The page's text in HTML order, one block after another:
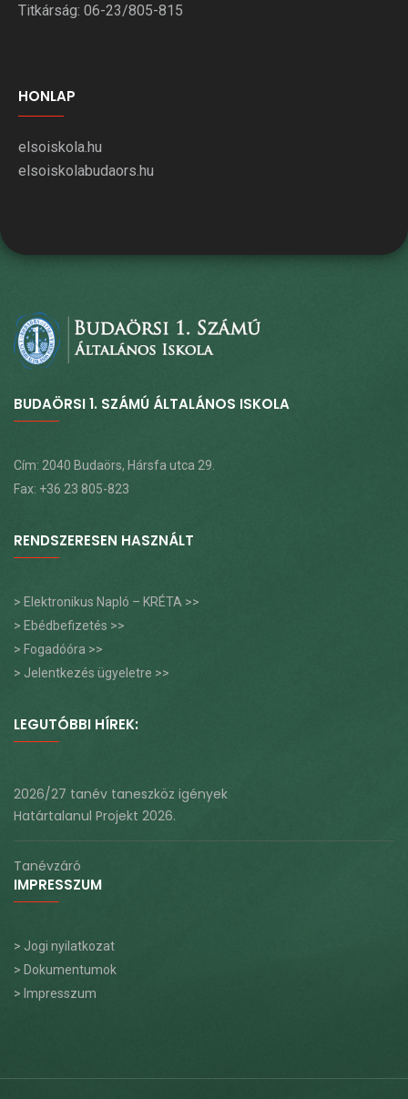
Titkárság: 06-23/805-815
HONLAP
elsoiskola.hu
elsoiskolabudaors.hu
BUDAÖRSI 1. SZÁMÚ ÁLTALÁNOS ISKOLA
Cím: 2040 Budaörs, Hársfa utca 29.
Fax: +36 23 805-823
RENDSZERESEN HASZNÁLT
> Elektronikus Napló – KRÉTA >>
> Ebédbefizetés >>
> Fogadóóra >>
> Jelentkezés ügyeletre >>
LEGUTÓBBI HÍREK:
2026/27 tanév taneszköz igények
Határtalanul Projekt 2026.
Tanévzáró
IMPRESSZUM
> Jogi nyilatkozat
> Dokumentumok
> Impresszum